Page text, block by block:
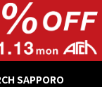
SAPPORO